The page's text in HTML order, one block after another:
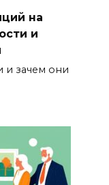
на
и
и зачем они